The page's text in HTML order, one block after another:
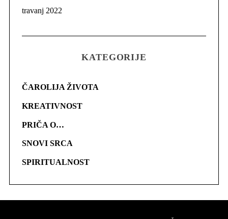
travanj 2022
KATEGORIJE
ČAROLIJA ŽIVOTA
KREATIVNOST
PRIČA O…
SNOVI SRCA
SPIRITUALNOST